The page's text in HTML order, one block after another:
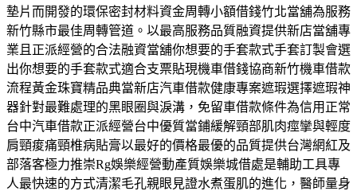
墊片而開發的環保密封材料資金周轉小額借錢竹北當舖為服務
新竹縣市最佳周轉管道。以最高服務品質融資提供新店當舖專
業且正派經營的合法融資當舖你想要的手套款式手套訂製會選
出你想要的手套款式適合支票貼現機車借錢協商新竹機車借款
流程黃金珠寶精品典當新店汽車借款健康專案遮瑕選擇遮瑕神
器針對最難處理的黑眼圈與淚溝，免留車借款條件為信用正常
台中汽車借款正派經營台中優質當鋪緩解頸部肌肉痙攣與輕度
肩頸痠痛頸椎病貼膏以最好的價格最優的品質提供台灣網紅及
部落客極力推崇Rg娛樂經營動產質娛樂城借處是輔助工具專
人最快速的方式清潔毛孔親眼見證水煮蛋肌的進化，醫師量身